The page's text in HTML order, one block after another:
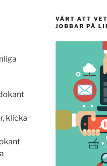
klicka
VÄRT ATT
JOBBAR PÅ